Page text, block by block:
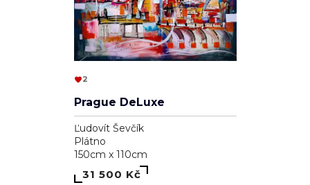
2
Prague DeLuxe
Ľudovít Ševčík
Plátno
150cm x 110cm
31 500 Kč